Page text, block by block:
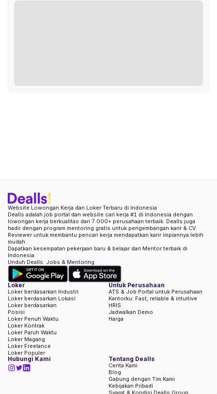
Website Lowongan Kerja dan Loker Terbaru di Indonesia
Dealls adalah job portal dan website cari kerja #1 di Indonesia dengan
lowongan kerja berkualitas dari 7.000+ perusahaan terbaik. Dealls juga
hadir dengan program mentoring gratis untuk pengembangan karir & CV
Reviewer untuk membantu pencari kerja mendapatkan karir impiannya lebih
mudah.
Dapatkan kesempatan pekerjaan baru & belajar dari Mentor terbaik di
Indonesia
Unduh Dealls: Jobs & Mentoring
Loker
Loker berdasarkan Industri
Loker berdasarkan Lokasi
Loker berdasarkan
Posisi
Loker Penuh Waktu
Loker Kontrak
Loker Paruh Waktu
Loker Magang
Loker Freelance
Loker Populer
Untuk Perusahaan
ATS & Job Portal untuk Perusahaan
Kantorku: Fast, reliable & intuitive
HRIS
Jadwalkan Demo
Harga
Hubungi Kami Tentang Dealls
Cerita Kami
Blog
Gabung dengan Tim Kami
Kebijakan Pribadi
Syarat & Kondisi Dealls Group